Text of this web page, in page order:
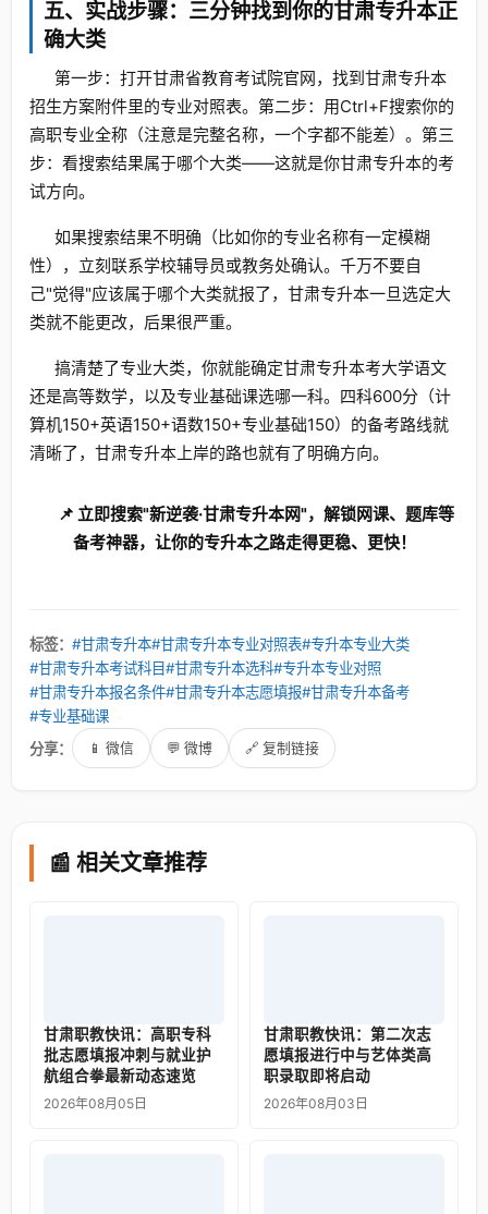
五、实战步骤：三分钟找到你的甘肃专升本正
确大类
第一步：打开甘肃省教育考试院官网，找到甘肃专升本
招生方案附件里的专业对照表。第二步：用Ctrl+F搜索你的
高职专业全称（注意是完整名称，一个字都不能差）。第三
步：看搜索结果属于哪个大类——这就是你甘肃专升本的考
试方向。
如果搜索结果不明确（比如你的专业名称有一定模糊
性），立刻联系学校辅导员或教务处确认。千万不要自
己"觉得"应该属于哪个大类就报了，甘肃专升本一旦选定大
类就不能更改，后果很严重。
搞清楚了专业大类，你就能确定甘肃专升本考大学语文
还是高等数学，以及专业基础课选哪一科。四科600分（计
算机150+英语150+语数150+专业基础150）的备考路线就
清晰了，甘肃专升本上岸的路也就有了明确方向。
📌 立即搜索"新逆袭·甘肃专升本网"，解锁网课、题库等
备考神器，让你的专升本之路走得更稳、更快！
标签： #甘肃专升本#甘肃专升本专业对照表#专升本专业大类
#甘肃专升本考试科目#甘肃专升本选科#专升本专业对照
#甘肃专升本报名条件#甘肃专升本志愿填报#甘肃专升本备考
#专业基础课
分享：
📱 微信 💬 微博 🔗 复制链接
📰 相关文章推荐
甘肃职教快讯：高职专科
批志愿填报冲刺与就业护
航组合拳最新动态速览
2026年08月05日
甘肃职教快讯：第二次志
愿填报进行中与艺体类高
职录取即将启动
2026年08月03日